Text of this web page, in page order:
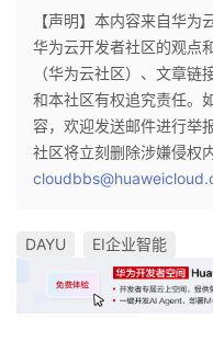
【声明】本内容来自华
华为云开发者社区的观点
（华为云社区）、文章
和本社区有权追究责任。
容，欢迎发送邮件进行举
社区将立刻删除涉嫌侵权
DAYU EI企业智能